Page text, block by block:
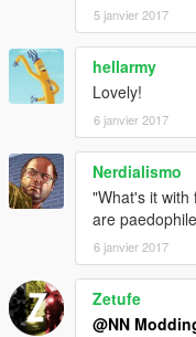
5 janvier 2017
hellarmy
Lovely!
6 janvier 2017
Nerdialismo
"What's it with
are
6 janvier 2017
Zetufe
@NN